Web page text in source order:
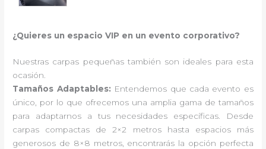
¿Quieres un espacio VIP en un evento corporativo?
Nuestras carpas pequeñas también son ideales para esta
ocasión.
Tamaños Adaptables: Entendemos que cada evento es
único, por lo que ofrecemos una amplia gama de tamaños
para adaptarnos a tus necesidades específicas. Desde
carpas compactas de 2×2 metros hasta espacios más
generosos de 8×8 metros, encontrarás la opción perfecta